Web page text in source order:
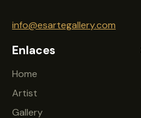
info@esartegallery.com
Enlaces
Home
Artist
Gallery